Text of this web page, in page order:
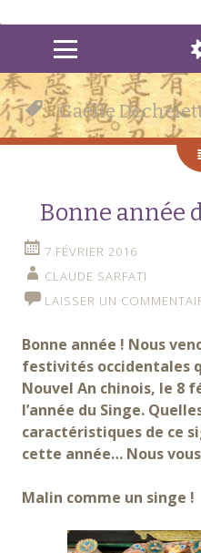
MENU
WIDGETS
RECHERCHE
Gaëlle
Bonne année
7 FÉVRIER 2016
CLAUDE SARFATI
LAISSER UN
Bonne année ! Nous
festivités occidentales
Nouvel An chinois, le 8
l’année du Singe.
caractéristiques de ce
cette année… Nous
Malin comme un singe !